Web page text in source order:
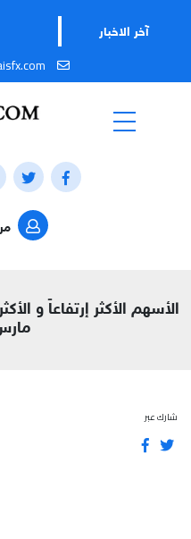
آخر الاخبار
مارس
شارك عبر